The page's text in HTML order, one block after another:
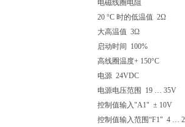
电磁线圈电阻
20 °C 时的低温值 2Ω
大高温值 3Ω
启动时间 100%
高线圈温度+ 150°C
电源 24VDC
电源电压范围 19 … 35V
控制值输入"A1" ± 10V
控制值输入范围“F1" 4 …